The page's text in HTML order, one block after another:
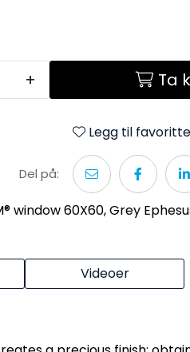
+ Ta
Legg til
Del på:
window 60X60, Grey
Videoer